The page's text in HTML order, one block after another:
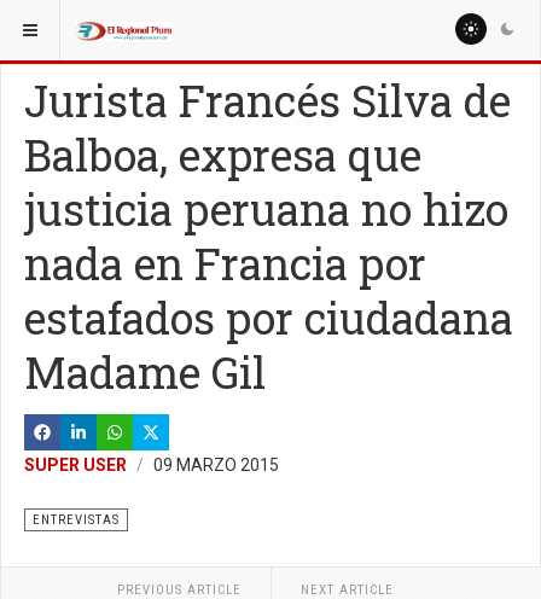
ESTÁ AQUÍ: ESPECIALES
Jurista Francés Silva de
Balboa, expresa que
justicia peruana no hizo
nada en Francia por
estafados por ciudadana
Madame Gil
SUPER USER 09 MARZO 2015
ENTREVISTAS
PREVIOUS ARTICLE NEXT ARTICLE